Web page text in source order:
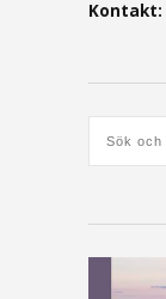
Kontakt: